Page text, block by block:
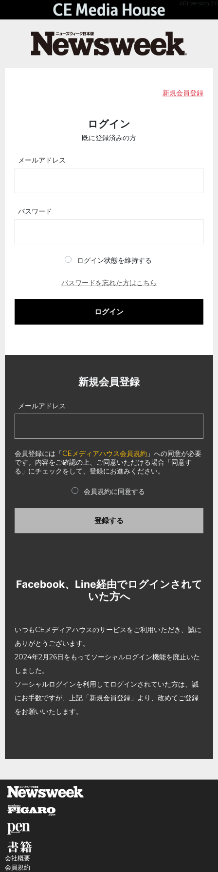
API Version 2.0
新規会員登録
ログイン
既に登録済みの方
メールアドレス
パスワード
ログイン状態を維持する
パスワードを忘れた方はこちら
ログイン
新規会員登録
メールアドレス
会員登録には「CEメディアハウス会員規約 」への同意が必要
です。内容をご確認の上、ご同意いただける場合「同意す
る」にチェックをして、登録にお進みください。
会員規約に同意する
登録する
Facebook、Line経由でログインされて
いた方へ
いつもCEメディアハウスのサービスをご利用いただき、誠に
ありがとうございます。
2024年2月26日をもってソーシャルログイン機能を廃止いた
しました。
ソーシャルログインを利用してログインされていた方は、誠
にお手数ですが、上記「新規会員登録」より、改めてご登録
をお願いいたします。
会社概要
会員規約